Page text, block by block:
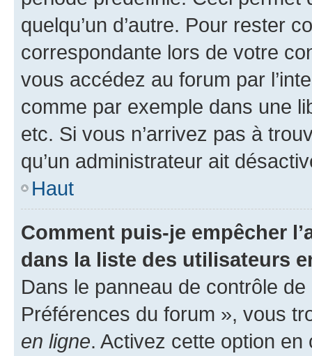
quelqu’un d’autre. Pour rester
correspondante lors de votre
vous accédez au forum par
comme par exemple dans une
etc. Si vous n’arrivez pas à
qu’un administrateur ait
Haut
Comment puis-je empêcher
dans la liste des utilisateurs
Dans le panneau de contrôle
Préférences du forum », vous
en ligne. Activez cette option